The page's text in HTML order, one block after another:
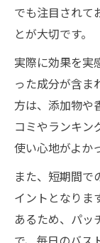
でも注目されて
とが大切です。
実際に効果を実
った成分が含ま
方は、添加物や
コミやランキン
使い心地がよか
また、短期間で
イントとなりま
あるため、パッ